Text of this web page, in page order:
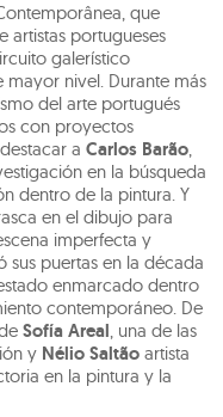
que
portugueses
galerístico
nivel. Durante más
del arte portugués
con proyectos
a Carlos Barão,
en la búsqueda
dentro de la pintura. Y
en el dibujo para
imperfecta y
sus puertas en la década
enmarcado dentro
contemporáneo. De
Sofía Areal, una de las
y Nélio Saltão artista
en la pintura y la